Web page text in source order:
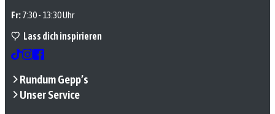
Fr:7:30 - 13:30 Uhr
Lass dich inspirieren
Rundum Gepp’s
Unser Service